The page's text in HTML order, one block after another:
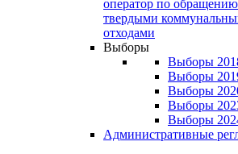
оператор по
твердыми
отходами
Выборы
Выборы
Выборы
Выборы
Выборы
Выборы
Административные